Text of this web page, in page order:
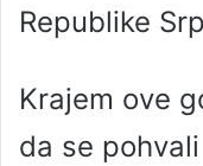
Republike
Krajem ove
da se